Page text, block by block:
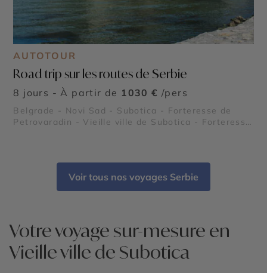
AUTOTOUR
Road trip sur les routes de Serbie
8 jours - À partir de 1030 € /pers
Belgrade - Novi Sad - Subotica - Forteresse de
Petrovaradin - Vieille ville de Subotica - Forteresse
Studenica - Vrnjačka Banja
Voir tous nos voyages Serbie
Votre voyage sur-mesure en
Vieille ville de Subotica